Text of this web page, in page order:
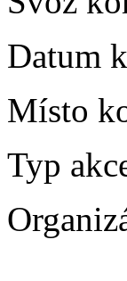
Datum
Místo
Typ